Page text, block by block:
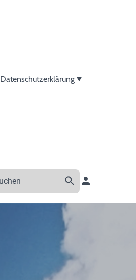
Datenschutzerklärung